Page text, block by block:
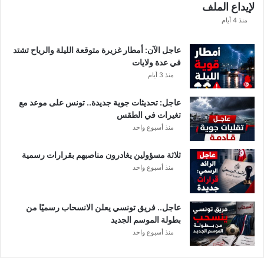
ف
ت
ف
ا
ص
ي
ل
لإيداع الملف
منذ 4 أيام
عاجل الآن: أمطار غزيرة متوقعة الليلة والرياح تشتد
في عدة ولايات
منذ 3 أيام
عاجل: تحديثات جوية جديدة.. تونس على موعد مع
تغيرات في الطقس
منذ أسبوع واحد
ثلاثة مسؤولين يغادرون مناصبهم بقرارات رسمية
منذ أسبوع واحد
عاجل.. فريق تونسي يعلن الانسحاب رسميًا من
بطولة الموسم الجديد
منذ أسبوع واحد